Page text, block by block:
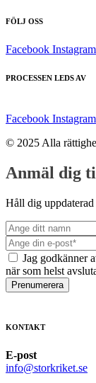
FÖLJ OSS
Facebook Instagram
PROCESSEN LEDS AV
Facebook Instagram
© 2025 Alla
Anmäl dig
Håll dig
Jag godkänner
när som helst
Prenumerera
KONTAKT
E-post
info@storkriket.se